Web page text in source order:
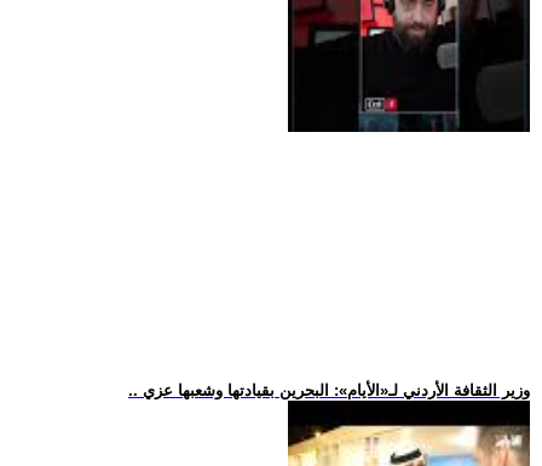
.. وزير الثقافة الأردني لـ«الأيام»: البحرين بقيادتها وشعبها عزي